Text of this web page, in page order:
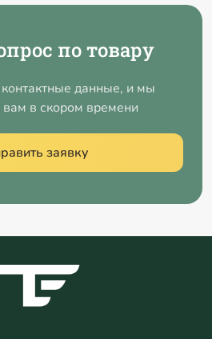
по товару
данные, и мы
в скором времени
заявку